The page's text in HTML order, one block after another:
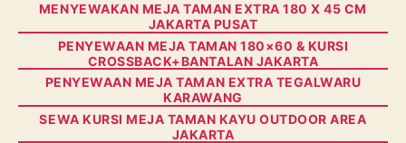
MENYEWAKAN MEJA TAMAN EXTRA 180 X 45 CM
JAKARTA PUSAT
PENYEWAAN MEJA TAMAN 180×60 & KURSI
CROSSBACK+BANTALAN JAKARTA
PENYEWAAN MEJA TAMAN EXTRA TEGALWARU
KARAWANG
SEWA KURSI MEJA TAMAN KAYU OUTDOOR AREA
JAKARTA